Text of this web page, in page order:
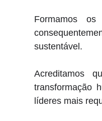
Formamos
sustentável.
Acreditamos
transformação
líderes mais